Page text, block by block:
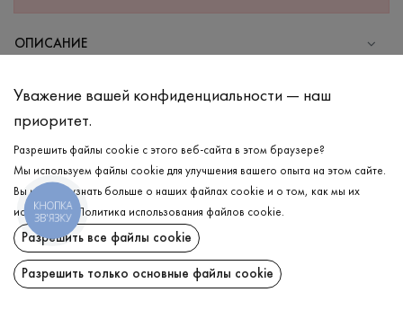
ОПИСАНИЕ
Хлопок - 95%, Эластан - 5%
Стирка в холодной воде (до 30 °C)
Отбеливание запрещено
Гладить при средней температуре
Щадный отжим и сушка
Щадящая химчистка
ДОСТАВКА
ВОЗВРАТ
Уважение вашей конфиденциальности — наш
приоритет.
Разрешить файлы cookie с этого веб-сайта в этом браузере?
Мы используем файлы cookie для улучшения вашего опыта на этом сайте.
Вы можете узнать больше о наших файлах cookie и о том, как мы их
используем.
Политика использования файлов cookie.
Разрешить все файлы cookie
Разрешить только основные файлы cookie
КНОПКА
ЗВ'ЯЗКУ